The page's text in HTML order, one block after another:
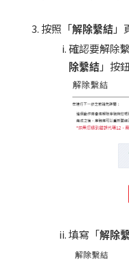
按照「解除繫結」
確認要解除
除繫結」按
填寫「解除